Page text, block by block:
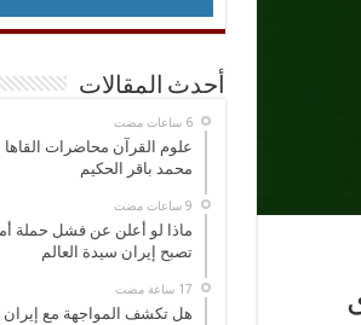
أحدث المقالات
‏6 ساعات مضت
علوم القرآن محاضرات القاها
محمد باقر الحكيم
ماذا لو أعلن عن فشل حملة
تصبح إيران سيدة العالم
هل تكشف المواجهة مع إيران